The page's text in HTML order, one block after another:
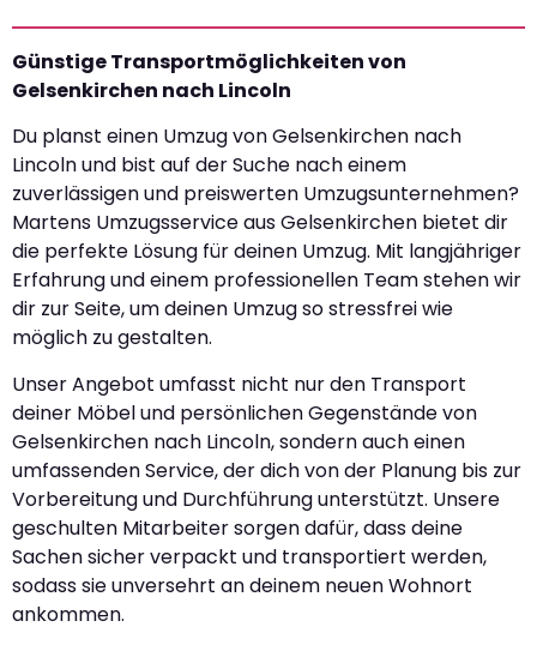
Günstige Transportmöglichkeiten von
Gelsenkirchen nach Lincoln
Du planst einen Umzug von Gelsenkirchen nach
Lincoln und bist auf der Suche nach einem
zuverlässigen und preiswerten Umzugsunternehmen?
Martens Umzugsservice aus Gelsenkirchen bietet dir
die perfekte Lösung für deinen Umzug. Mit langjähriger
Erfahrung und einem professionellen Team stehen wir
dir zur Seite, um deinen Umzug so stressfrei wie
möglich zu gestalten.
Unser Angebot umfasst nicht nur den Transport
deiner Möbel und persönlichen Gegenstände von
Gelsenkirchen nach Lincoln, sondern auch einen
umfassenden Service, der dich von der Planung bis zur
Vorbereitung und Durchführung unterstützt. Unsere
geschulten Mitarbeiter sorgen dafür, dass deine
Sachen sicher verpackt und transportiert werden,
sodass sie unversehrt an deinem neuen Wohnort
ankommen.